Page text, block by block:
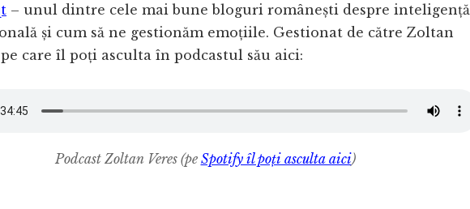
– unul dintre cele mai bune bloguri românești despre inteligență
și cum să ne gestionăm emoțiile. Gestionat de către Zoltan
care îl poți asculta în podcastul său aici:
Podcast Zoltan Veres(pe Spotify îl poți asculta aici)